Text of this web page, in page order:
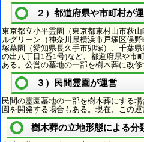
２）都道府県や市町村が
東京都立小平霊園（東京都東村山市萩
ルグリーン（神奈川県横浜市戸塚区俣
塚墓園（愛知県長久手市卯塚）、千葉
の出八丁目1番1号)など、都道府県や市
ある。公営の墓地の一部を樹木葬に改修
３）民間霊園が運営
民間の霊園墓地の一部を樹木葬にする
園を開発する場合もある。現在、この運
樹木葬の立地形態による分